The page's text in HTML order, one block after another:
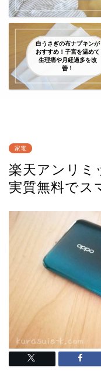
白うさぎの布ナプキンが
おすすめ！子宮を温めて
生理痛や月経過多を改
善！
家電
楽天アンリミ
実質無料でス